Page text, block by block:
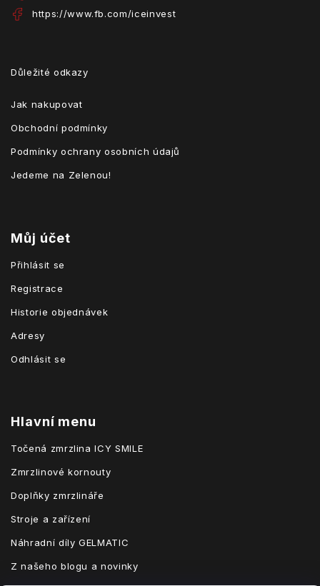
https://www.fb.com/iceinvest
Důležité odkazy
Jak nakupovat
Obchodní podmínky
Podmínky ochrany osobních údajů
Jedeme na Zelenou!
Můj účet
Přihlásit se
Registrace
Historie objednávek
Adresy
Odhlásit se
Hlavní menu
Točená zmrzlina ICY SMILE
Zmrzlinové kornouty
Doplňky zmrzlináře
Stroje a zařízení
Náhradní díly GELMATIC
Z našeho blogu a novinky